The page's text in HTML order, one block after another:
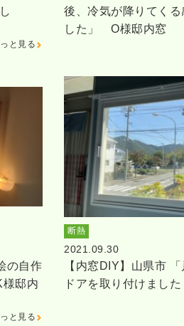
と見る
後、冷気が降りてくる
した」 O様邸内窓
の自作
邸内
と見る
断熱
2021.09.30
【内窓DIY】山県市
ドアを取り付けまし